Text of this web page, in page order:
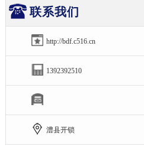
联系我们
http://bdf.c516.cn
1392392510
澧县开锁